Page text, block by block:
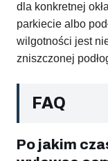
dla konkretnej
parkiecie albo
wilgotności jest
zniszczonej
FAQ
Po jakim